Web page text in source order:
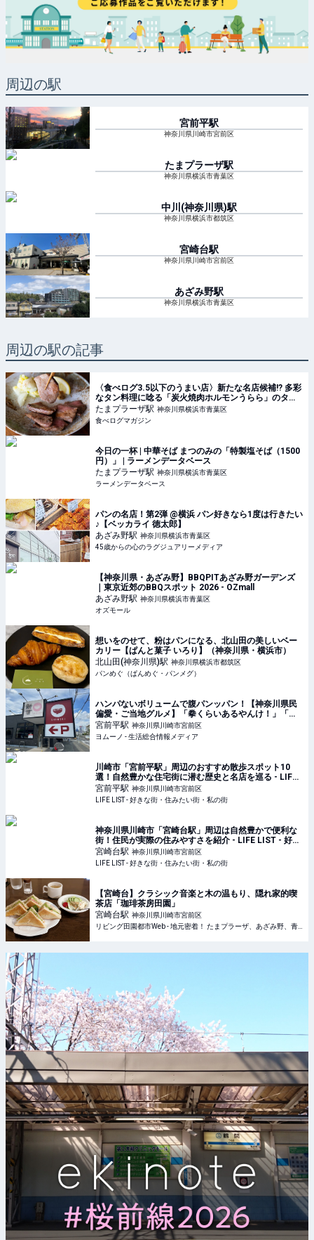
周辺の駅
宮前平駅
神奈川県川崎市宮前区
たまプラーザ駅
神奈川県横浜市青葉区
中川(神奈川県)駅
神奈川県横浜市都筑区
宮崎台駅
神奈川県川崎市宮前区
あざみ野駅
神奈川県横浜市青葉区
周辺の駅の記事
〈食べログ3.5以下のうまい店〉新たな名店候補!? 多彩
なタン料理に唸る「炭火焼肉ホルモンうらら」のタン
専門店 | 食べログマガジン
たまプラーザ駅 神奈川県横浜市青葉区
食べログマガジン
今日の一杯 | 中華そば まつのみの「特製塩そば（1500
円）」 | ラーメンデータベース
たまプラーザ駅 神奈川県横浜市青葉区
ラーメンデータベース
パンの名店！第2弾 @横浜 パン好きなら1度は行きたい
♪【ベッカライ 徳太郎】
あざみ野駅 神奈川県横浜市青葉区
45歳からの心のラグジュアリーメディア
【神奈川県・あざみ野】BBQPITあざみ野ガーデンズ
｜東京近郊のBBQスポット 2026 - OZmall
あざみ野駅 神奈川県横浜市青葉区
オズモール
想いをのせて、粉はパンになる、北山田の美しいベー
カリー【ぱんと菓子 いろり】（神奈川県・横浜市）
北山田(神奈川県)駅 神奈川県横浜市都筑区
パンめぐ（ぱんめぐ・パンメグ）
ハンパないボリュームで腹パンッパン！【神奈川県民
偏愛・ご当地グルメ】「拳くらいあるやんけ！」「麺
が見えないほど具がたっぷり」 | ヨムーノ
宮前平駅 神奈川県川崎市宮前区
ヨムーノ - 生活総合情報メディア
川崎市「宮前平駅」周辺のおすすめ散歩スポット10
選！自然豊かな住宅街に潜む歴史と名店を巡る - LIFE
LIST - 好きな街・住みたい街・私の街
宮前平駅 神奈川県川崎市宮前区
LIFE LIST - 好きな街・住みたい街・私の街
神奈川県川崎市「宮崎台駅」周辺は自然豊かで便利な
街！住民が実際の住みやすさを紹介 - LIFE LIST - 好き
な街・住みたい街・私の街
宮崎台駅 神奈川県川崎市宮前区
LIFE LIST - 好きな街・住みたい街・私の街
【宮崎台】クラシック音楽と木の温もり、隠れ家的喫
茶店「珈琲茶房田園」
宮崎台駅 神奈川県川崎市宮前区